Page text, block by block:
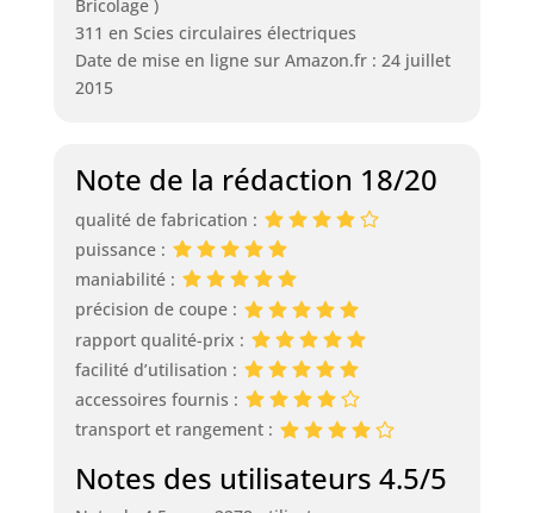
Bricolage )
311 en Scies circulaires électriques
Date de mise en ligne sur Amazon.fr : 24 juillet
2015
Note de la rédaction 18/20
qualité de fabrication :
puissance :
maniabilité :
précision de coupe :
rapport qualité-prix :
facilité d’utilisation :
accessoires fournis :
transport et rangement :
Notes des utilisateurs 4.5/5